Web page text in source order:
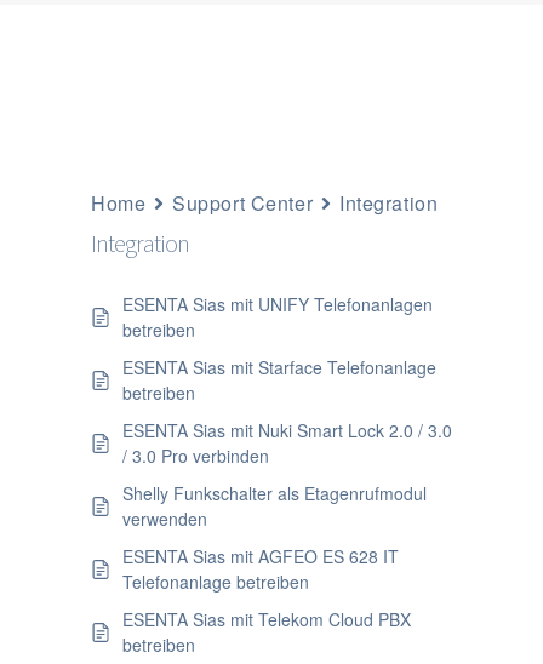
Home Support Center Integration
Integration
ESENTA Sias mit UNIFY Telefonanlagen
betreiben
ESENTA Sias mit Starface Telefonanlage
betreiben
ESENTA Sias mit Nuki Smart Lock 2.0 / 3.0
/ 3.0 Pro verbinden
Shelly Funkschalter als Etagenrufmodul
verwenden
ESENTA Sias mit AGFEO ES 628 IT
Telefonanlage betreiben
ESENTA Sias mit Telekom Cloud PBX
betreiben